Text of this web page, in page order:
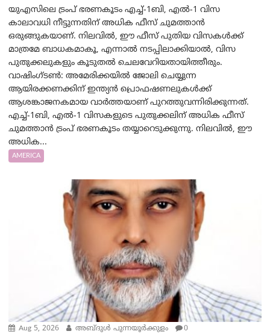
യുഎസിലെ ട്രംപ് ഭരണകൂടം എച്ച്-1ബി, എൽ-1 വിസ
കാലാവധി നീട്ടുന്നതിന് അധിക ഫീസ് ചുമത്താൻ
ഒരുങ്ങുകയാണ്. നിലവിൽ, ഈ ഫീസ് പുതിയ വിസകൾക്ക്
മാത്രമേ ബാധകമാകൂ, എന്നാൽ നടപ്പിലാക്കിയാൽ, വിസ
പുതുക്കലുകളും കൂടുതൽ ചെലവേറിയതായിത്തീരും.
വാഷിംഗ്ടണ്‍: അമേരിക്കയില്‍ ജോലി ചെയ്യുന്ന
ആയിരക്കണക്കിന് ഇന്ത്യൻ പ്രൊഫഷണലുകൾക്ക്
ആശങ്കാജനകമായ വാർത്തയാണ് പുറത്തുവന്നിരിക്കുന്നത്.
എച്ച്-1ബി, എൽ-1 വിസകളുടെ പുതുക്കലിന് അധിക ഫീസ്
ചുമത്താൻ ട്രംപ് ഭരണകൂടം തയ്യാറെടുക്കുന്നു. നിലവിൽ, ഈ
അധിക...
AMERICA
Aug 5, 2026 അബ്ദുൾ പുന്നയൂർക്കുളം 0